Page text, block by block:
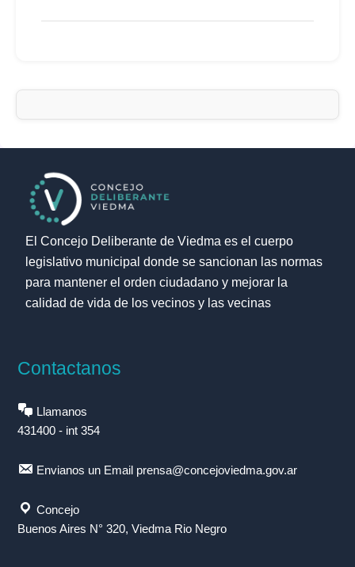
El Concejo Deliberante de Viedma es el cuerpo
legislativo municipal donde se sancionan las normas
para mantener el orden ciudadano y mejorar la
calidad de vida de los vecinos y las vecinas
Contactanos
Llamanos
431400 - int 354
Envianos un Email prensa@concejoviedma.gov.ar
Concejo
Buenos Aires N° 320, Viedma Rio Negro